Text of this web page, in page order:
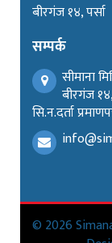
बीरगंज १४, पर्सा
सम्पर्क
सीमाना
बीरगंज
सि.न.दर्ता
© 2026